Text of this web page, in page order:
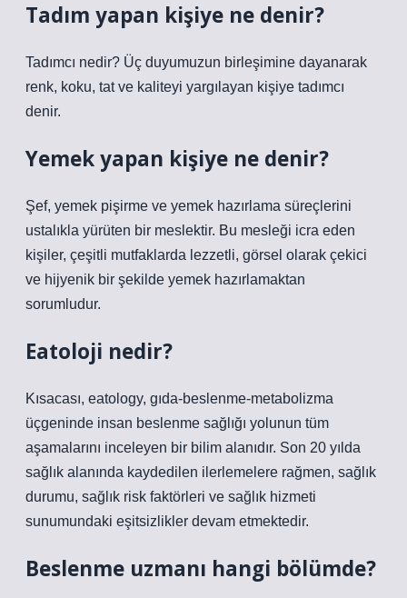
Tadım yapan kişiye ne denir?
Tadımcı nedir? Üç duyumuzun birleşimine dayanarak
renk, koku, tat ve kaliteyi yargılayan kişiye tadımcı
denir.
Yemek yapan kişiye ne denir?
Şef, yemek pişirme ve yemek hazırlama süreçlerini
ustalıkla yürüten bir meslektir. Bu mesleği icra eden
kişiler, çeşitli mutfaklarda lezzetli, görsel olarak çekici
ve hijyenik bir şekilde yemek hazırlamaktan
sorumludur.
Eatoloji nedir?
Kısacası, eatology, gıda-beslenme-metabolizma
üçgeninde insan beslenme sağlığı yolunun tüm
aşamalarını inceleyen bir bilim alanıdır. Son 20 yılda
sağlık alanında kaydedilen ilerlemelere rağmen, sağlık
durumu, sağlık risk faktörleri ve sağlık hizmeti
sunumundaki eşitsizlikler devam etmektedir.
Beslenme uzmanı hangi bölümde?